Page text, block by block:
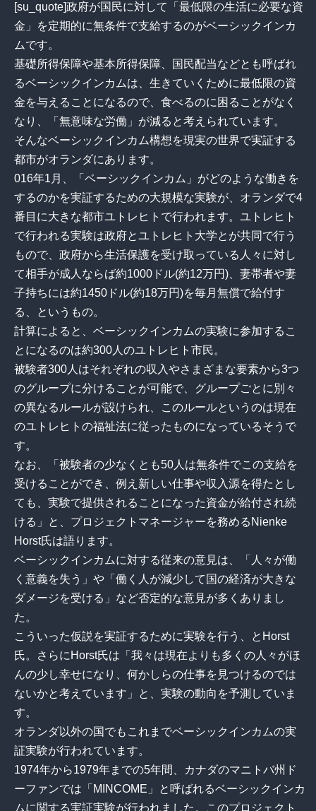
[su_quote]政府が国民に対して「最低限の生活に必要な資
金」を定期的に無条件で支給するのがベーシックインカ
ムです。
基礎所得保障や基本所得保障、国民配当などとも呼ばれ
るベーシックインカムは、生きていくために最低限の資
金を与えることになるので、食べるのに困ることがなく
なり、「無意味な労働」が減ると考えられています。
そんなベーシックインカム構想を現実の世界で実証する
都市がオランダにあります。
016年1月、「ベーシックインカム」がどのような働きを
するのかを実証するための大規模な実験が、オランダで4
番目に大きな都市ユトレヒトで行われます。ユトレヒト
で行われる実験は政府とユトレヒト大学とが共同で行う
もので、政府から生活保護を受け取っている人々に対し
て相手が成人ならば約1000ドル(約12万円)、妻帯者や妻
子持ちには約1450ドル(約18万円)を毎月無償で給付す
る、というもの。
計算によると、ベーシックインカムの実験に参加するこ
とになるのは約300人のユトレヒト市民。
被験者300人はそれぞれの収入やさまざまな要素から3つ
のグループに分けることが可能で、グループごとに別々
の異なるルールが設けられ、このルールというのは現在
のユトレヒトの福祉法に従ったものになっているそうで
す。
なお、「被験者の少なくとも50人は無条件でこの支給を
受けることができ、例え新しい仕事や収入源を得たとし
ても、実験で提供されることになった資金が給付され続
ける」と、プロジェクトマネージャーを務めるNienke
Horst氏は語ります。
ベーシックインカムに対する従来の意見は、「人々が働
く意義を失う」や「働く人が減少して国の経済が大きな
ダメージを受ける」など否定的な意見が多くありまし
た。
こういった仮説を実証するために実験を行う、とHorst
氏。さらにHorst氏は「我々は現在よりも多くの人々がほ
んの少し幸せになり、何かしらの仕事を見つけるのでは
ないかと考えています」と、実験の動向を予測していま
す。
オランダ以外の国でもこれまでベーシックインカムの実
証実験が行われています。
1974年から1979年までの5年間、カナダのマニトバ州ド
ーファンでは「MINCOME」と呼ばれるベーシックインカ
ムに関する実証実験が行われました。このプロジェクト